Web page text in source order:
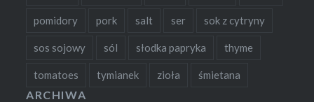
pomidory pork salt ser sok z cytryny
sos sojowy sól słodka papryka thyme
tomatoes tymianek zioła śmietana
ARCHIWA